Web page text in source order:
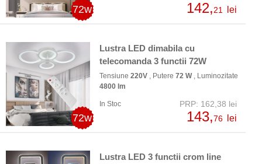
72w 142,21 lei
72w
Lustra LED dimabila cu
telecomanda 3 functii 72W
Tensiune 220V , Putere 72 W, Luminozitate
4800 lm
In Stoc PRP: 162,38 lei
143,76 lei
Lustra LED 3 functii crom line